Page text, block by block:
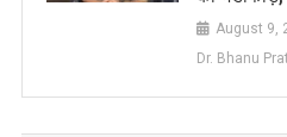
August 9,
Dr. Bhanu